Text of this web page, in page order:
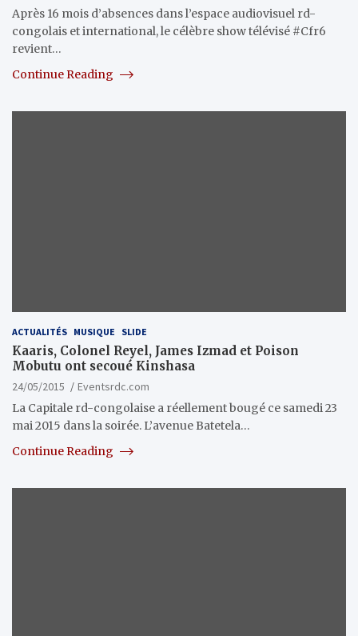
Après 16 mois d’absences dans l’espace audiovisuel rd-
congolais et international, le célèbre show télévisé #Cfr6
revient…
Continue Reading
ACTUALITÉS MUSIQUE SLIDE
Kaaris, Colonel Reyel, James Izmad et Poison
Mobutu ont secoué Kinshasa
24/05/2015
Eventsrdc.com
La Capitale rd-congolaise a réellement bougé ce samedi 23
mai 2015 dans la soirée. L’avenue Batetela…
Continue Reading